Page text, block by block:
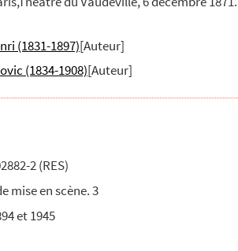
(1831-1897)[Auteur]
(1834-1908)[Auteur]
2 (RES)
mise en scène. 3
et 1945